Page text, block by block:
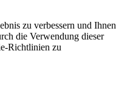
zu verbessern und Ihnen
die Verwendung dieser
Richtlinien zu